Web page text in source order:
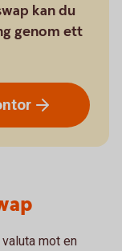
kan du
genom ett
mot en